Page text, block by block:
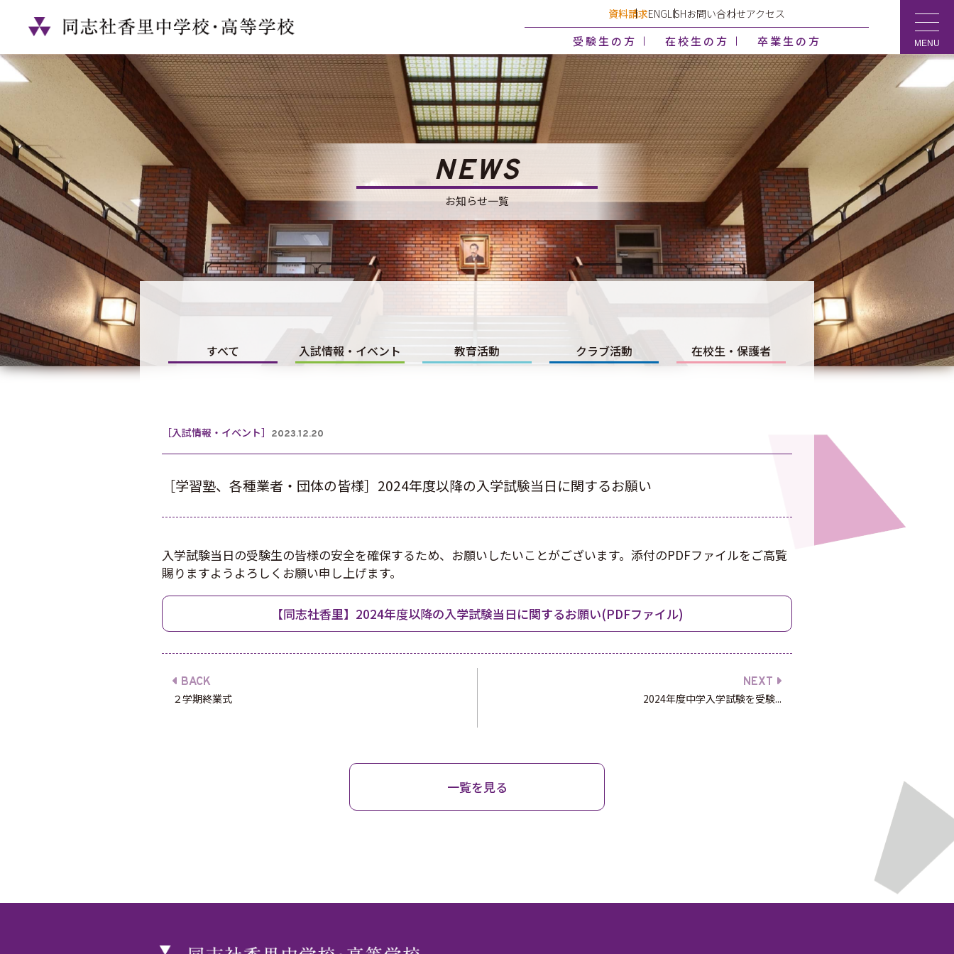
資料請求ENGLISHお問い合わせアクセス
受験生の方 在校生の方 卒業生の方
NEWS
お知らせ一覧
すべて 入試情報・イベント 教育活動 クラブ活動 在校生・保護者
［入試情報・イベント］ 2023.12.20
［学習塾、各種業者・団体の皆様］2024年度以降の入学試験当日に関するお願い
入学試験当日の受験生の皆様の安全を確保するため、お願いしたいことがございます。添付のPDFファイルをご高覧
賜りますようよろしくお願い申し上げます。
【同志社香里】2024年度以降の入学試験当日に関するお願い(PDFファイル)
BACK
２学期終業式
NEXT
2024年度中学入学試験を受験...
一覧を見る